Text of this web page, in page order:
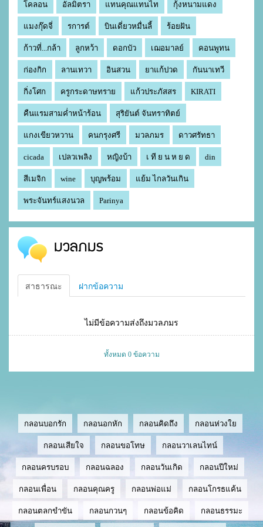
โคลอน อัลมิตรา แทนคุณแทนไท กุ้งหนามแดง
แมงกุ๊ดจี่ รการต์ บินเดี่ยวหมื่นลี้ ร้อยฝัน
ก้าวที่...กล้า ลูกหว้า ดอกบัว เฌอมาลย์ คอนพูทน
ก่องกิก ลานเทวา อินสวน ยาแก้ปวด กันนาเทวี
กิ่งโศก ครูกระดาษทราย แก้วประภัสสร KIRATI
คืนแรมสามค่ำหน้าร้อน สุริยันต์ จันทราทิตย์
แกงเขียวหวาน คนกรุงศรี มวลภมร ดาวศรัทธา
cicada เปลวเพลิง หญิงบ้า เ ที ย น ห ย ด din
สีเมจิก wine บุญพร้อม แย้ม ไกลวันเกิน
พระจันทร์แสงนวล Parinya
มวลภมร
สาธารณะ ฝากข้อความ
ไม่มีข้อความส่งถึงมวลภมร
ทั้งหมด 0 ข้อความ
กลอนบอกรัก กลอนอกหัก กลอนคิดถึง กลอนห่วงใย
กลอนเสียใจ กลอนขอโทษ กลอนวาเลนไทน์
กลอนครบรอบ กลอนฉลอง กลอนวันเกิด กลอนปีใหม่
กลอนเพื่อน กลอนคุณครู กลอนพ่อแม่ กลอนโกรธแค้น
กลอนตลกขำขัน กลอนกวนๆ กลอนข้อคิด กลอนธรรมะ